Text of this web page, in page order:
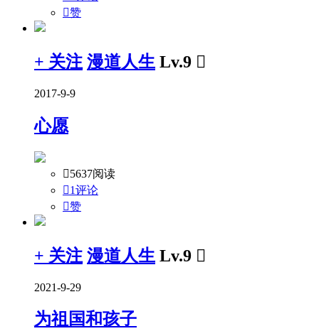
赞
+ 关注 漫道人生 Lv.9 
2017-9-9
心愿
5637阅读
1评论
赞
+ 关注 漫道人生 Lv.9 
2021-9-29
为祖国和孩子